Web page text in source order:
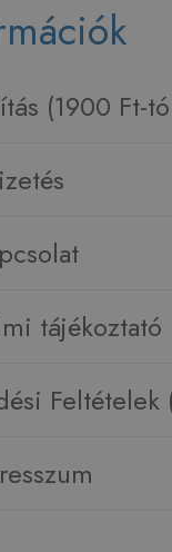
(1900 Ft-
tájékoztató
Feltételek